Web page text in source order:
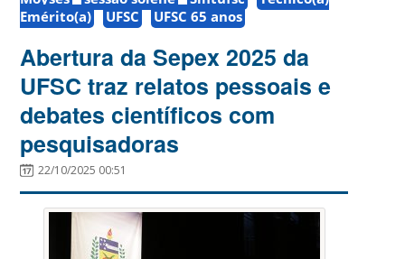
Emérito(a)
UFSC UFSC 65 anos
Abertura da Sepex 2025 da
UFSC traz relatos pessoais e
debates científicos com
pesquisadoras
22/10/2025 00:51